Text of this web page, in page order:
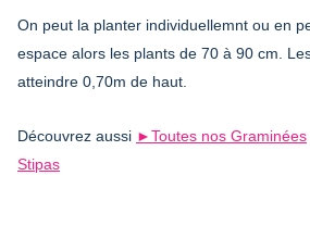
On peut la planter individuellemnt ou en
espace alors les plants de 70 à 90 cm.
atteindre 0,70m de haut.
Découvrez aussi ►Toutes nos Graminées
Stipas